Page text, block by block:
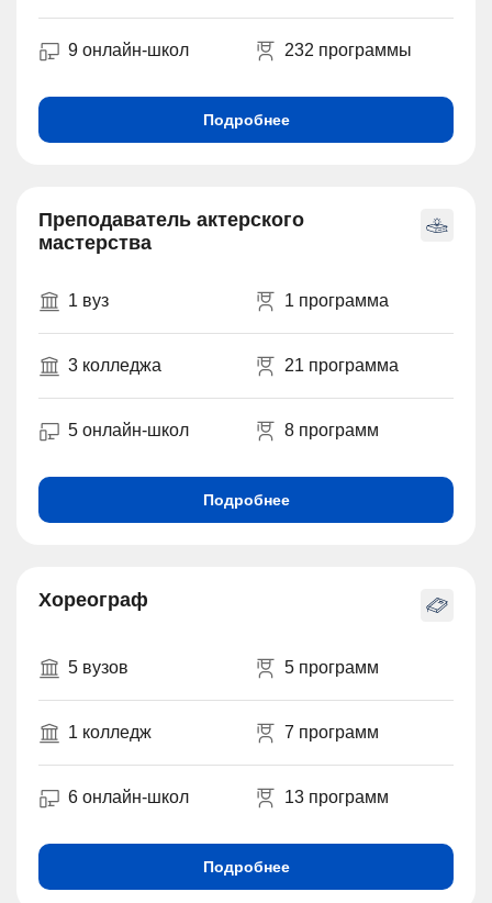
9 онлайн-школ 232 программы
Подробнее
Преподаватель актерского
мастерства
1 вуз 1 программа
3 колледжа 21 программа
5 онлайн-школ 8 программ
Подробнее
Хореограф
5 вузов 5 программ
1 колледж 7 программ
6 онлайн-школ 13 программ
Подробнее